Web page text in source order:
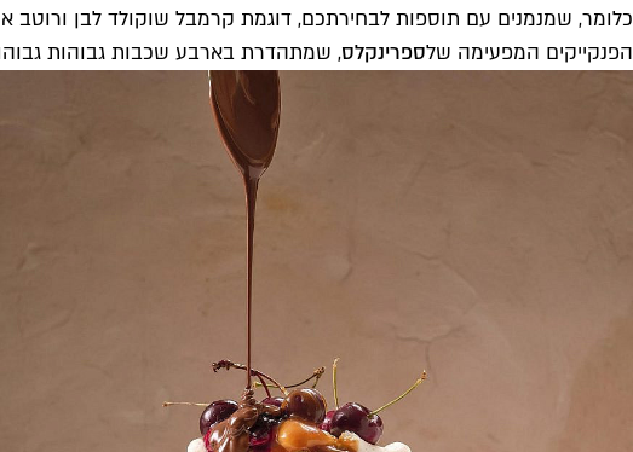
כלומר, שמנמנים עם תוספות לבחירתכם, דוגמת קרמבל שוקולד לבן
הפנקייקים המפעימה שלספרינקלס, שמתהדרת בארבע שכבות גבוהות